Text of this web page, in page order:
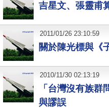
吉星文、張靈甫
關於陳光標與《
2011/01/26 23:10:59
「台灣沒有族
與謬誤
2010/11/30 02:13:19